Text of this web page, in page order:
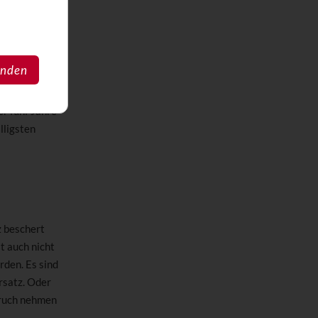
die
wenn er
fünf Jahre
beschert
auch nicht
Es sind
Oder
nehmen